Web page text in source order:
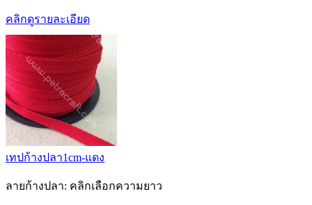
คลิกดูรายละเอียด
เทปก้างปลา1cm-แดง
ลายก้างปลา: คลิกเลือกความยาว